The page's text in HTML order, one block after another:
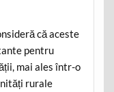
că aceste
pentru
mai ales într-o
rurale